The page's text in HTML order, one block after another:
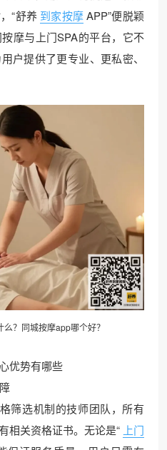
“舒养 到家按摩 APP”便脱颖
摩与上门SPA的平台，它不
户提供了更专业、更私密、
？ 同城按摩app哪个好？
优势有哪些
筛选机制的技师团队，所有
相关资格证书。无论是“ 上门